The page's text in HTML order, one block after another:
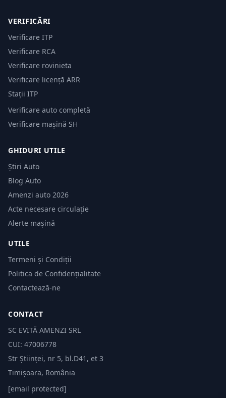
VERIFICĂRI
Verificare ITP
Verificare RCA
Verificare rovinieta
Verificare licență ARR
Stații ITP
Verificare auto completă
Verificare mașină SH
GHIDURI UTILE
Știri Auto
Blog Auto
Amenzi auto 2026
Acte necesare circulație
Alerte mașină
UTILE
Termeni și Condiții
Politica de Confidențialitate
Contactează-ne
CONTACT
SC EVITĂ AMENZI SRL
CUI: 47006778
Str Științei, nr 5, bl.D41, et 3
Timișoara, România
[email protected]